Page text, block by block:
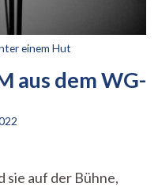
einem Hut
aus dem WG-
sie auf der Bühne,